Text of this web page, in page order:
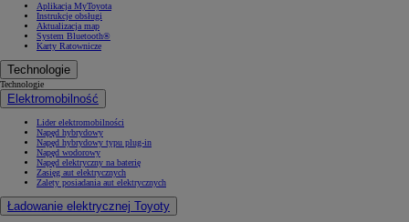
Aplikacja MyToyota
Instrukcje obsługi
Aktualizacja map
System Bluetooth®
Karty Ratownicze
Technologie
Technologie
Elektromobilność
Lider elektromobilności
Napęd hybrydowy
Napęd hybrydowy typu plug-in
Napęd wodorowy
Napęd elektryczny na baterię
Zasięg aut elektrycznych
Zalety posiadania aut elektrycznych
Ładowanie elektrycznej Toyoty